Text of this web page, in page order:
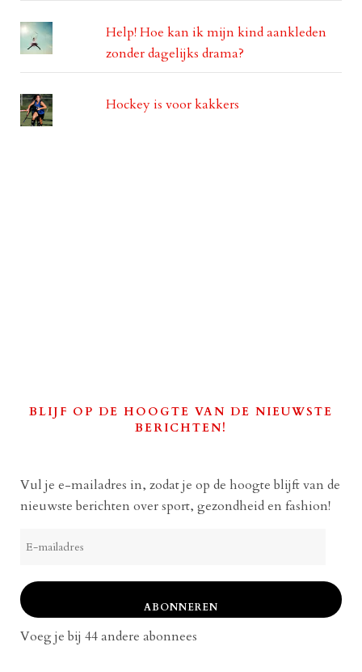
Help! Hoe kan ik mijn kind aankleden
zonder dagelijks drama?
Hockey is voor kakkers
BLIJF OP DE HOOGTE VAN DE NIEUWSTE
BERICHTEN!
Vul je e-mailadres in, zodat je op de hoogte blijft van de
nieuwste berichten over sport, gezondheid en fashion!
mailadres
ABONNEREN
Voeg je bij 44 andere abonnees